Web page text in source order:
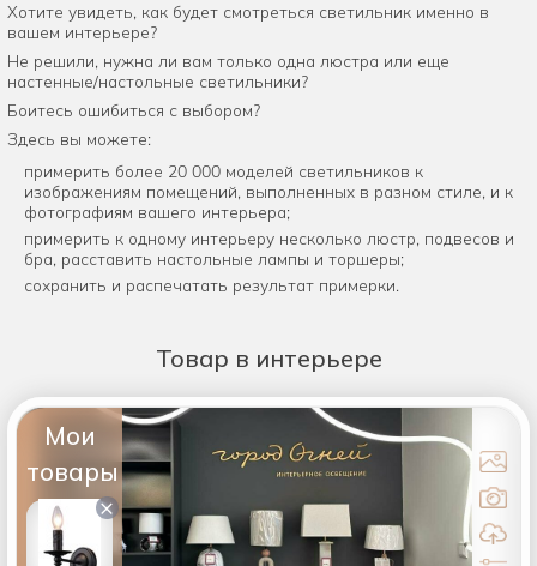
Хотите увидеть, как будет смотреться светильник именно в
вашем интерьере?
Не решили, нужна ли вам только одна люстра или еще
настенные/настольные светильники?
Боитесь ошибиться с выбором?
Здесь вы можете:
примерить более 20 000 моделей светильников к
изображениям помещений, выполненных в разном стиле, и к
фотографиям вашего интерьера;
примерить к одному интерьеру несколько люстр, подвесов и
бра, расставить настольные лампы и торшеры;
сохранить и распечатать результат примерки.
Товар в интерьере
Мои
товары
×